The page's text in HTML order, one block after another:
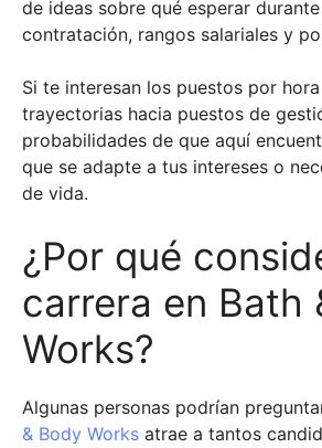
de ideas sobre qué esperar
contratación, rangos salariales y
Si te interesan los puestos por
trayectorias hacia puestos de
probabilidades de que aquí
que se adapte a tus intereses o
de vida.
¿Por qué
carrera en Bath
Works?
Algunas personas podrían
& Body Works atrae a tantos